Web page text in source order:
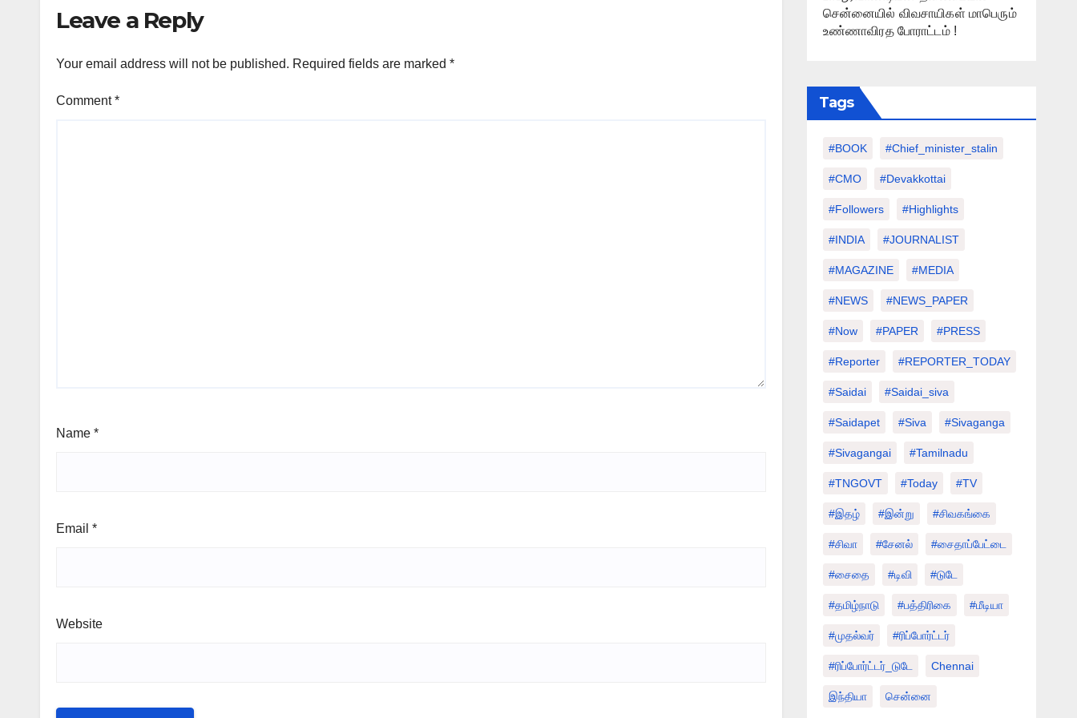
Leave a Reply
Your email address will not be published. Required fields are marked *
Comment*
Name *
Email *
Website
சென்னையில் விவசாயிகள் மாபெரும்
உண்ணாவிரத போராட்டம் !
Tags
#BOOK #chief_minister_stalin
#CMO #devakkottai
#followers #highlights
#INDIA #JOURNALIST
#MAGAZINE #MEDIA
#NEWS #NEWS_PAPER
#Now #PAPER #PRESS
#Reporter #REPORTER_TODAY
#saidai #saidai_siva
#saidapet #Siva #Sivaganga
#sivagangai #tamilnadu
#TNGOVT #today #TV
#இதழ் #இன்று #சிவகங்கை
#சிவா #சேனல் #சைதாப்பேட்டை
#சைதை #டிவி #டுடே
#தமிழ்நாடு #பத்திரிகை #மீடியா
#முதல்வர் #ரிப்போர்ட்டர்
#ரிப்போர்ட்டர்_டுடே Chennai
இந்தியா சென்னை